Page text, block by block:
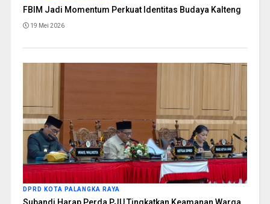
FBIM Jadi Momentum Perkuat Identitas Budaya Kalteng
19 Mei 2026
DPRD KOTA PALANGKA RAYA